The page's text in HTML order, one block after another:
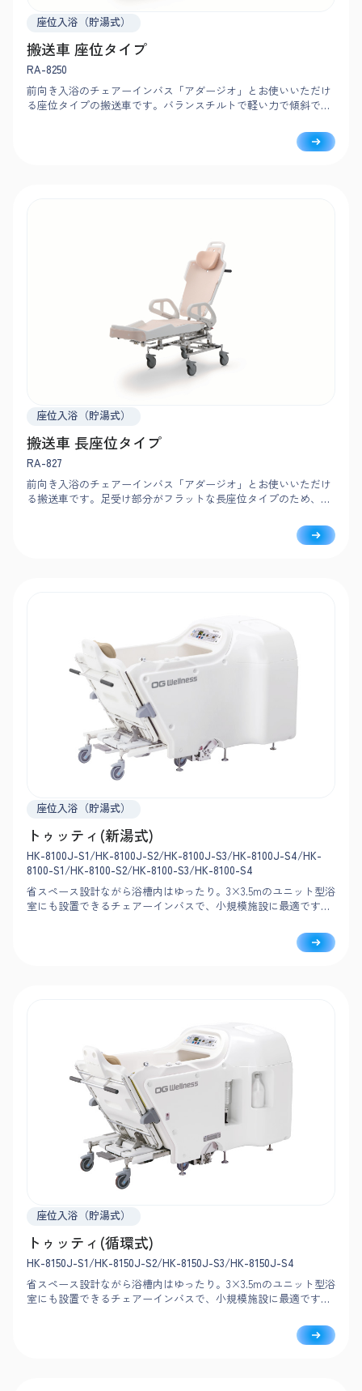
座位入浴（貯湯式）
搬送車 座位タイプ
RA-8250
前向き入浴のチェアーインバス「アダージオ」とお使いいただけ
る座位タイプの搬送車です。バランスチルトで軽い力で傾斜で
座位入浴（貯湯式）
搬送車 長座位タイプ
RA-827
前向き入浴のチェアーインバス「アダージオ」とお使いいただけ
る搬送車です。足受け部分がフラットな長座位タイプのため、寝
座位入浴（貯湯式）
トゥッティ(新湯式)
HK-8100J-S1/HK-8100J-S2/HK-8100J-S3/HK-8100J-S4/HK-
8100-S1/HK-8100-S2/HK-8100-S3/HK-8100-S4
省スペース設計ながら浴槽内はゆったり。3×3.5mのユニット型浴
室にも設置できるチェアーインバスで、小規模施設に最適です。
座位入浴（貯湯式）
トゥッティ(循環式)
HK-8150J-S1/HK-8150J-S2/HK-8150J-S3/HK-8150J-S4
省スペース設計ながら浴槽内はゆったり。3×3.5mのユニット型浴
室にも設置できるチェアーインバスで、小規模施設に最適です。